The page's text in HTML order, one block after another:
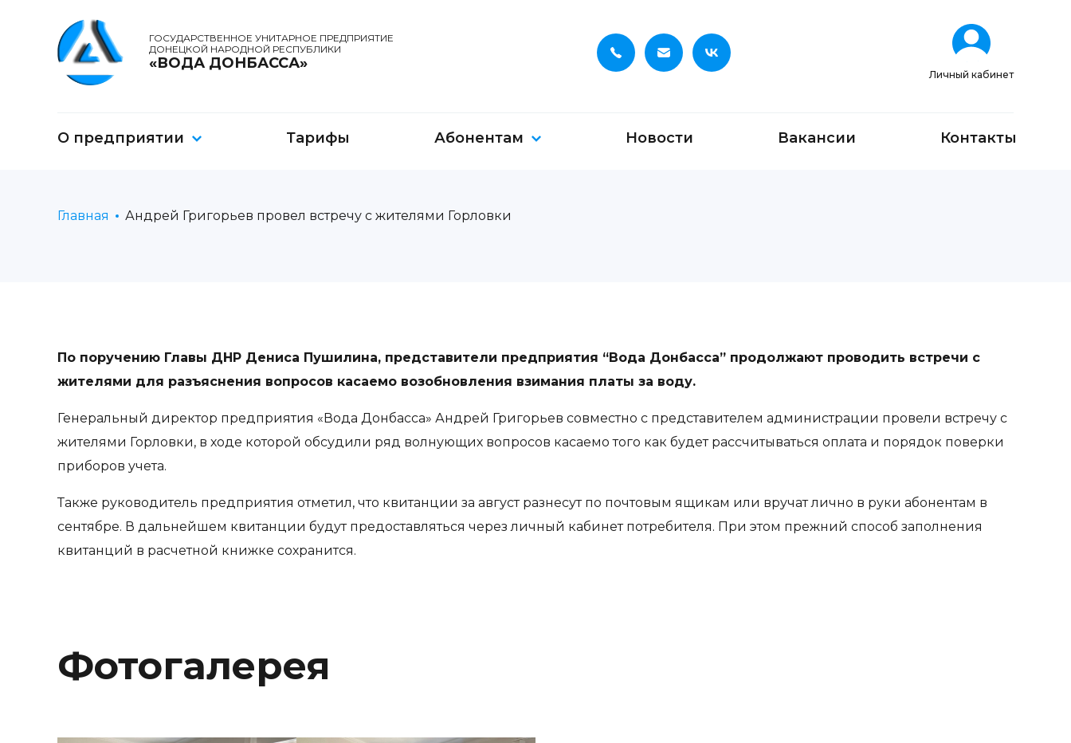
ГОСУДАРСТВЕННОЕ УНИТАРНОЕ ПРЕДПРИЯТИЕ
ДОНЕЦКОЙ НАРОДНОЙ РЕСПУБЛИКИ
«ВОДА ДОНБАССА»
Личный кабинет
О предприятии Тарифы Абонентам Новости Вакансии Контакты
Главная Андрей Григорьев провел встречу с жителями Горловки
По поручению Главы ДНР Дениса Пушилина, представители предприятия “Вода Донбасса” продолжают проводить встречи с
жителями для разъяснения вопросов касаемо возобновления взимания платы за воду.
Генеральный директор предприятия «Вода Донбасса» Андрей Григорьев совместно с представителем администрации провели встречу с
жителями Горловки, в ходе которой обсудили ряд волнующих вопросов касаемо того как будет рассчитываться оплата и порядок поверки
приборов учета.
Также руководитель предприятия отметил, что квитанции за август разнесут по почтовым ящикам или вручат лично в руки абонентам в
сентябре. В дальнейшем квитанции будут предоставляться через личный кабинет потребителя. При этом прежний способ заполнения
квитанций в расчетной книжке сохранится.
Фотогалерея